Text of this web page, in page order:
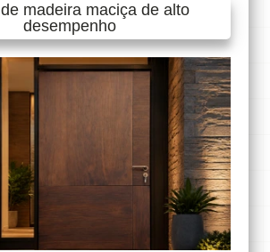
madeira maciça de alto
desempenho